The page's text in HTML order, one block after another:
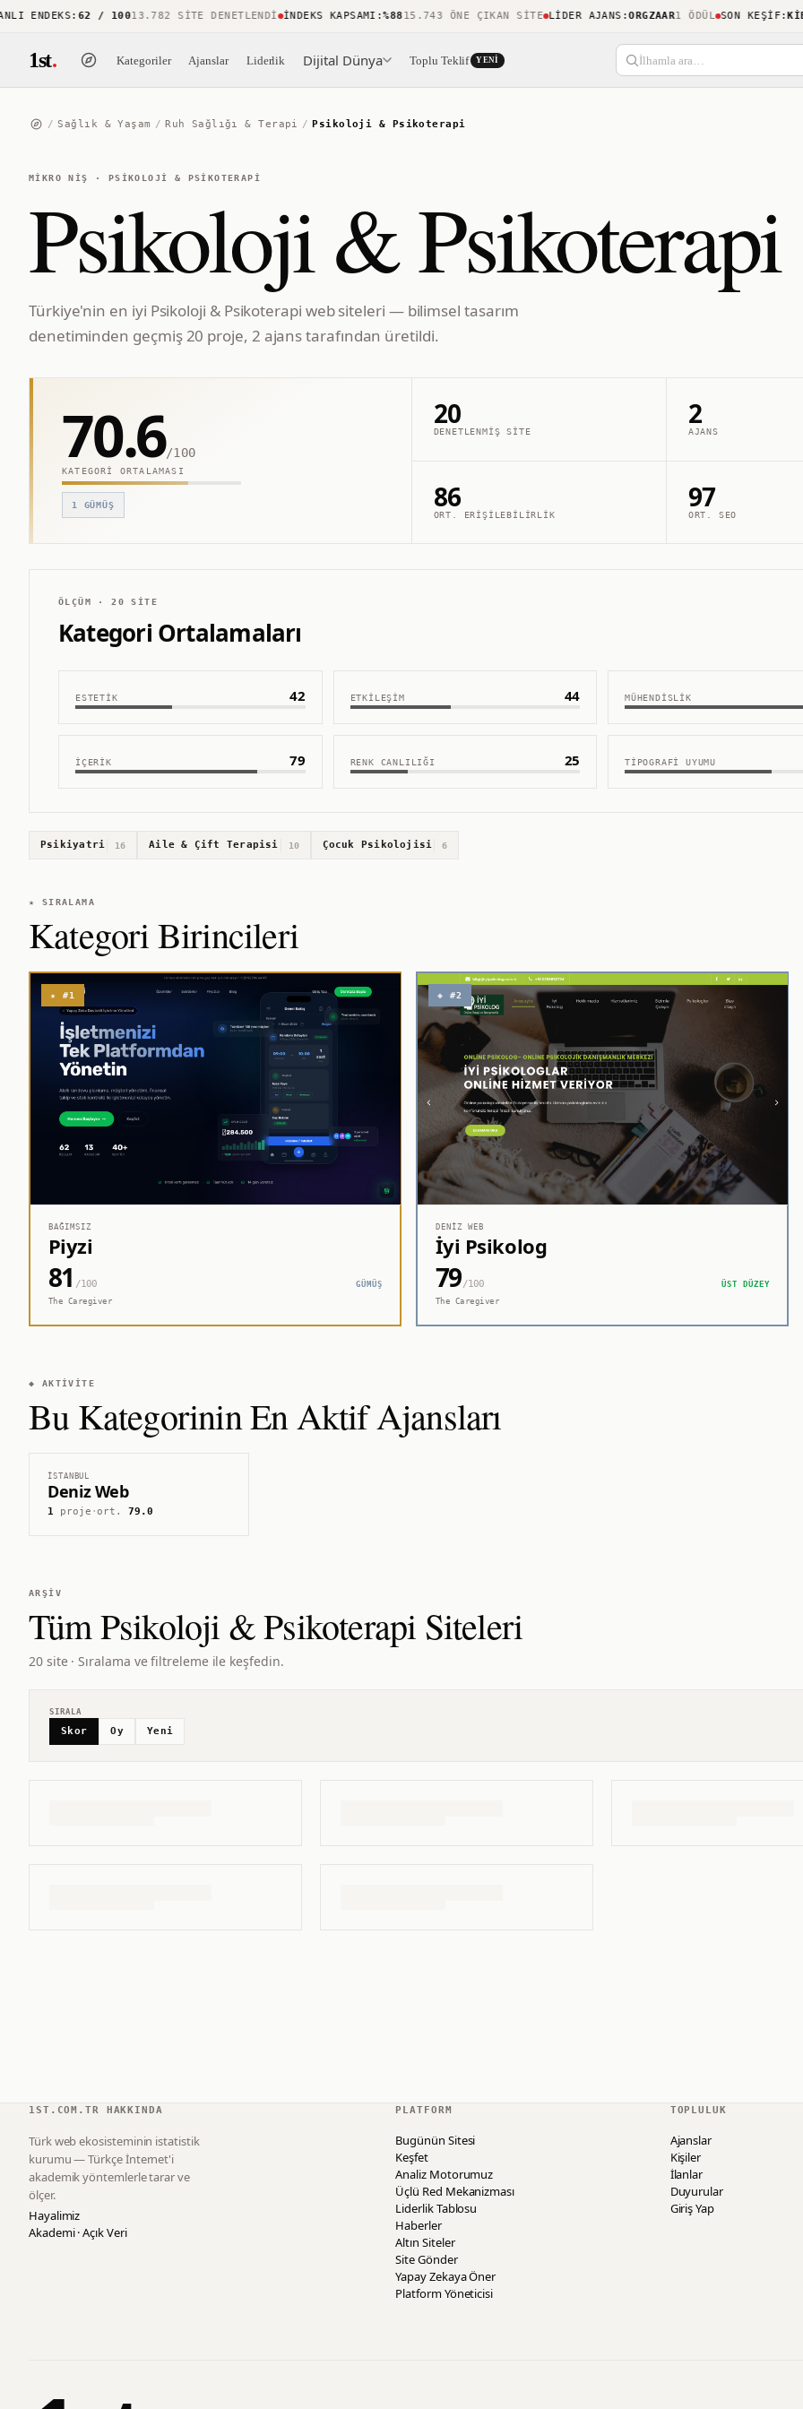
ENDEKS:62 / 100 13.782 SITE DENETLENDI İNDEKS KAPSAMI:%8815.743 ÖNE ÇIKAN SITE LIDER AJANS:ORGZAAR1 ÖDÜL SON KEŞIF:
1st. Kategoriler Ajanslar Liderlik Dijital Dünya Toplu Teklif YENI İlhamla ara…
/ Sağlık & Yaşam / Ruh Sağlığı & Terapi / Psikoloji & Psikoterapi
MIKRO NIŞ · PSIKOLOJI & PSIKOTERAPI
Psikoloji & Psikoterapi
Türkiye'nin en iyi Psikoloji & Psikoterapi web siteleri — bilimsel tasarım
denetiminden geçmiş 20 proje, 2 ajans tarafından üretildi.
70.6/100
KATEGORI ORTALAMASI
1 GÜMÜŞ
20
DENETLENMIŞ SITE
2
AJANS
86
ORT. ERIŞILEBILIRLIK
97
ORT. SEO
ÖLÇÜM ·20 SITE
Kategori Ortalamaları
ESTETIK 42 ETKILEŞIM 44 MÜHENDISLIK
İÇERIK 79 RENK CANLILIĞI 25 TIPOGRAFI UYUMU
Psikiyatri 16 Aile & Çift Terapisi 10 Çocuk Psikolojisi 6
★ SIRALAMA
Kategori Birincileri
★ #1
BAĞIMSIZ
Piyzi
81 /100
GÜMÜŞ
The Caregiver
◈ #2
DENIZ WEB
İyi Psikolog
79/100
ÜST DÜZEY
The Caregiver
◆ AKTIVITE
Bu Kategorinin En Aktif Ajansları
İSTANBUL
Deniz Web
1proje ·ort.79.0
ARŞIV
TümPsikoloji & Psikoterapi Siteleri
20 site · Sıralama ve filtreleme ile keşfedin.
SIRALA
Skor Oy Yeni
1ST.COM.TR HAKKINDA
Türk web ekosisteminin istatistik
kurumu — Türkçe İnternet'i
akademik yöntemlerle tarar ve
ölçer.
Hayalimiz
Akademi · Açık Veri
PLATFORM
Bugünün Sitesi
Keşfet
Analiz Motorumuz
Üçlü Red Mekanizması
Liderlik Tablosu
Haberler
Altın Siteler
Site Gönder
Yapay Zekaya Öner
Platform Yöneticisi
TOPLULUK
Ajanslar
Kişiler
İlanlar
Duyurular
Giriş Yap